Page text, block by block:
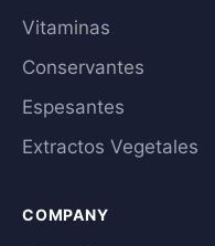
Vitaminas
Conservantes
Espesantes
Extractos Vegetales
COMPANY